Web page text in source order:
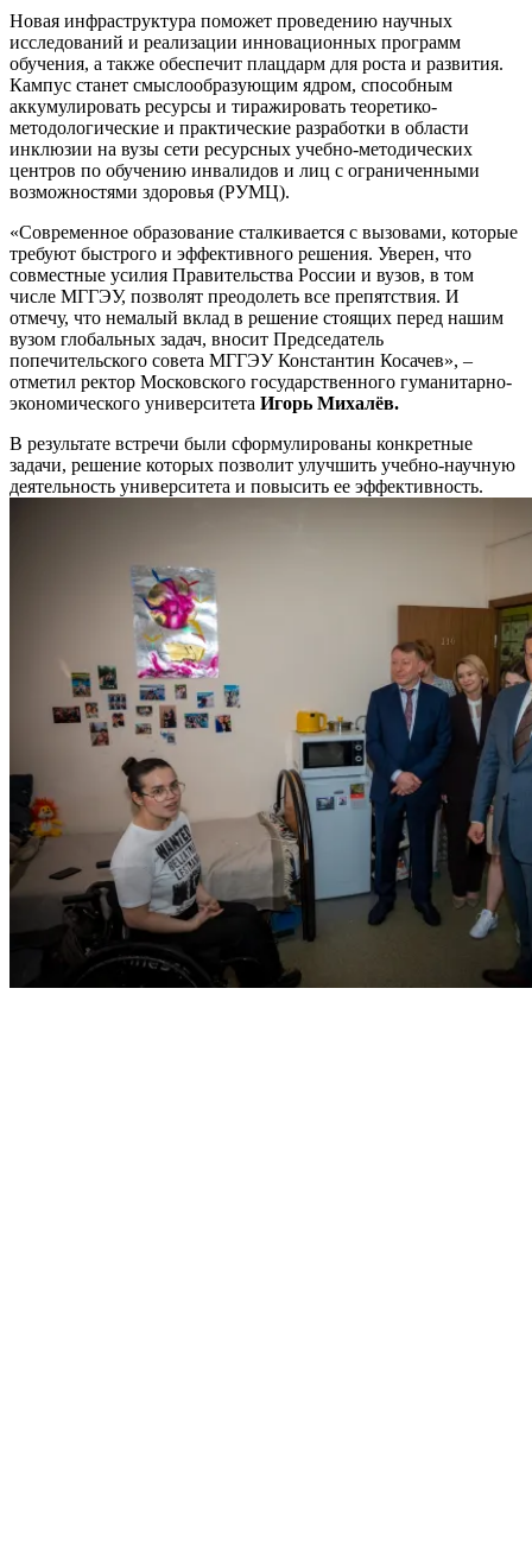
Новая инфраструктура поможет проведению научных
исследований и реализации инновационных программ
обучения, а также обеспечит плацдарм для роста и развития.
Кампус станет смыслообразующим ядром, способным
аккумулировать ресурсы и тиражировать теоретико-
методологические и практические разработки в области
инклюзии на вузы сети ресурсных учебно-методических
центров по обучению инвалидов и лиц с ограниченными
возможностями здоровья (РУМЦ).
«Современное образование сталкивается с вызовами, которые
требуют быстрого и эффективного решения. Уверен, что
совместные усилия Правительства России и вузов, в том
числе МГГЭУ, позволят преодолеть все препятствия. И
отмечу, что немалый вклад в решение стоящих перед нашим
вузом глобальных задач, вносит Председатель
попечительского совета МГГЭУ Константин Косачев», –
отметил ректор Московского государственного гуманитарно-
экономического университета Игорь Михалёв.
В результате встречи были сформулированы конкретные
задачи, решение которых позволит улучшить учебно-научную
деятельность университета и повысить ее эффективность.